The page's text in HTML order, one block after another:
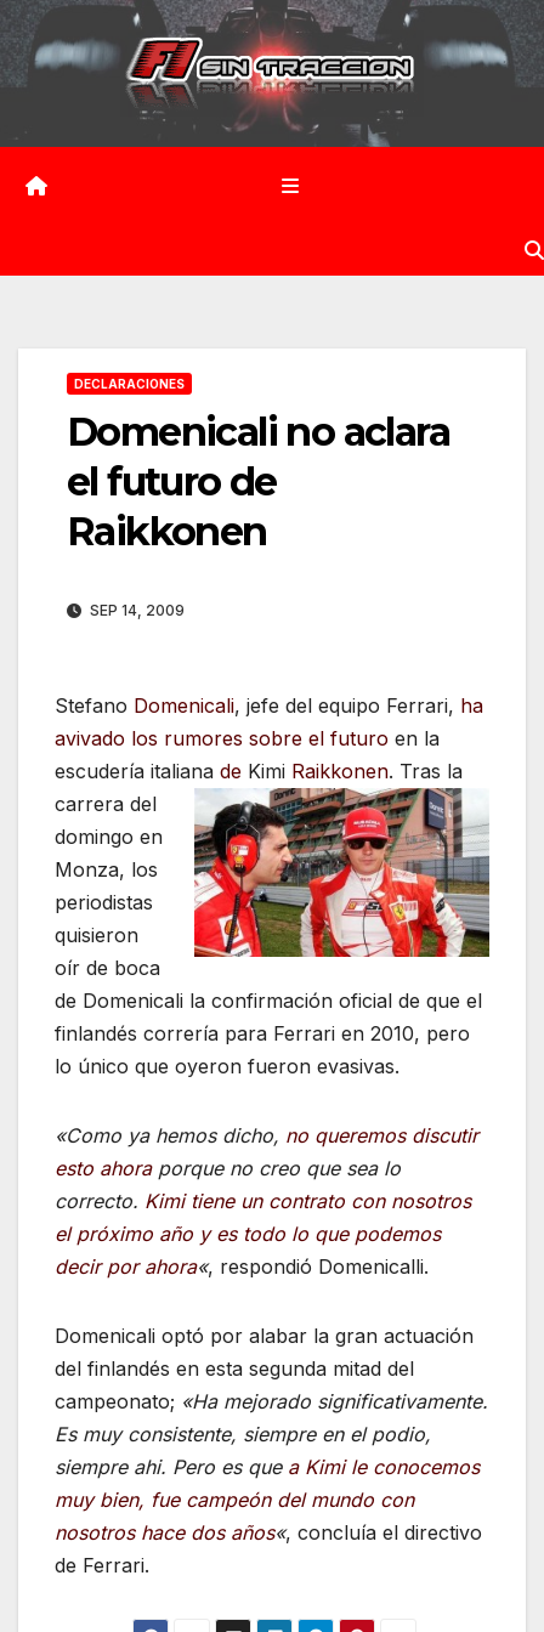
Saltar
contenido
DECLARACIONES
Domenicali no aclara
el futuro de
Raikkonen
SEP 14, 2009
Stefano Domenicali, jefe del equipo Ferrari, ha
avivado los rumores sobre el futuro en la
escudería italiana de Kimi Raikkonen. Tras la
carrera del
domingo en
Monza, los
periodistas
quisieron
oír de boca
de Domenicali la confirmación oficial de que el
finlandés correría para Ferrari en 2010, pero
lo único que oyeron fueron evasivas.
«Como ya hemos dicho, no queremos discutir
esto ahoraporque no creo que sea lo
correcto. Kimi tiene un contrato con nosotros
el próximo año y es todo lo que podemos
decir por ahora«, respondió Domenicalli.
Domenicali optó por alabar la gran actuación
del finlandés en esta segunda mitad del
campeonato; «Ha mejorado significativamente.
Es muy consistente, siempre en el podio,
siempre ahi. Pero es que a Kimi le conocemos
muy bien, fue campeón del mundo con
nosotros hace dos años«, concluía el directivo
de Ferrari.